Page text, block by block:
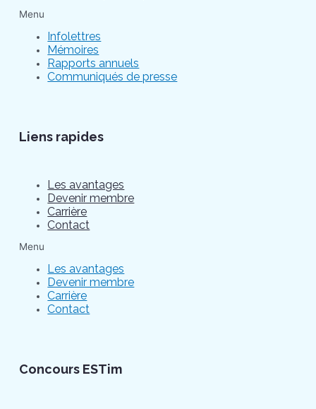
Menu
Infolettres
Mémoires
Rapports annuels
Communiqués de presse
Liens rapides
Les avantages
Devenir membre
Carrière
Contact
Menu
Les avantages
Devenir membre
Carrière
Contact
Concours ESTim